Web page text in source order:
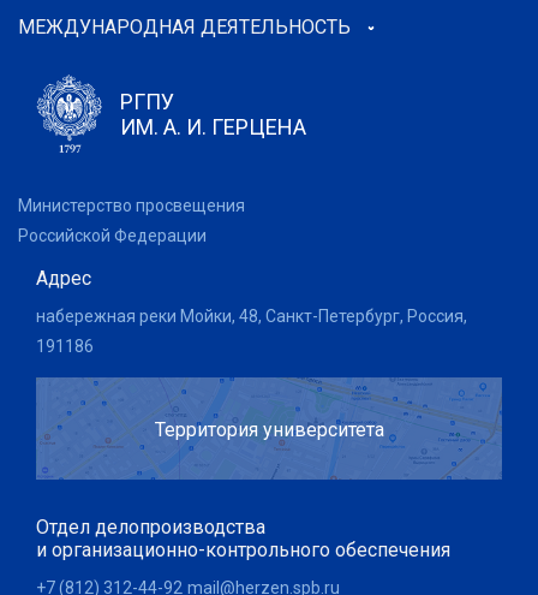
МЕЖДУНАРОДНАЯ ДЕЯТЕЛЬНОСТЬ
РГПУ
ИМ. А. И. ГЕРЦЕНА
Министерство просвещения
Российской Федерации
Адрес
набережная реки Мойки, 48, Санкт-Петербург, Россия,
191186
Территория университета
Отдел делопроизводства
и организационно-контрольного обеспечения
+7 (812) 312-44-92 mail@herzen.spb.ru